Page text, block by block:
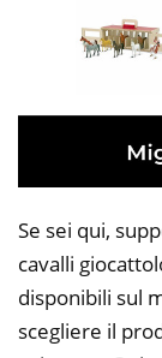
Se sei qui,
cavalli
disponibili sul
scegliere il